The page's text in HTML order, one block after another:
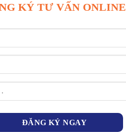
KÝ TƯ VẤN ONLINE